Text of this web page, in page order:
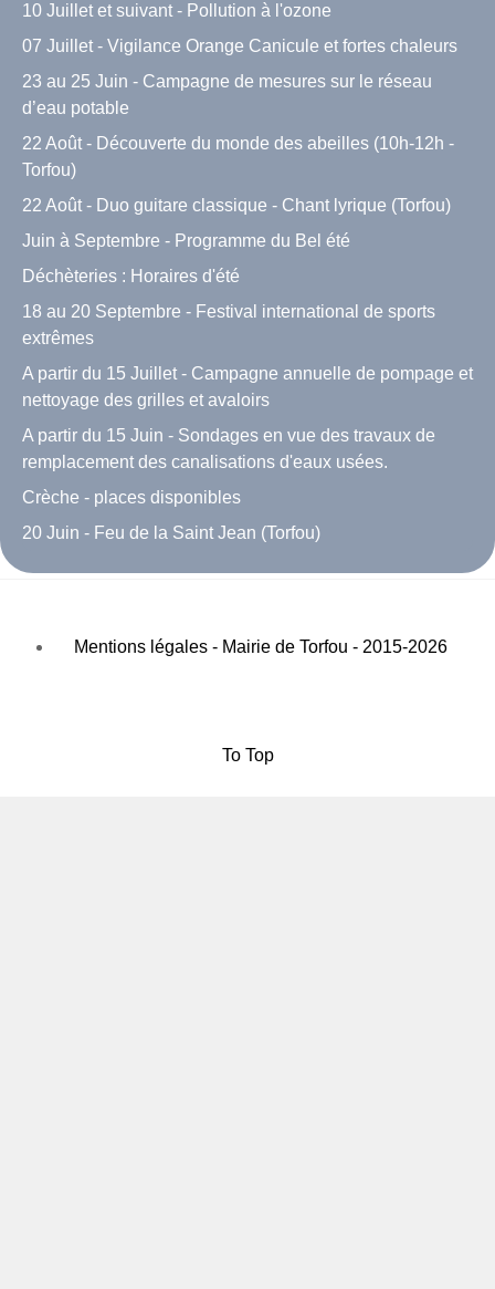
10 Juillet et suivant - Pollution à l'ozone
07 Juillet - Vigilance Orange Canicule et fortes chaleurs
23 au 25 Juin - Campagne de mesures sur le réseau
d’eau potable
22 Août - Découverte du monde des abeilles (10h-12h -
Torfou)
22 Août - Duo guitare classique - Chant lyrique (Torfou)
Juin à Septembre - Programme du Bel été
Déchèteries : Horaires d'été
18 au 20 Septembre - Festival international de sports
extrêmes
A partir du 15 Juillet - Campagne annuelle de pompage et
nettoyage des grilles et avaloirs
A partir du 15 Juin - Sondages en vue des travaux de
remplacement des canalisations d'eaux usées.
Crèche - places disponibles
20 Juin - Feu de la Saint Jean (Torfou)
Mentions légales - Mairie de Torfou - 2015-2026
To Top